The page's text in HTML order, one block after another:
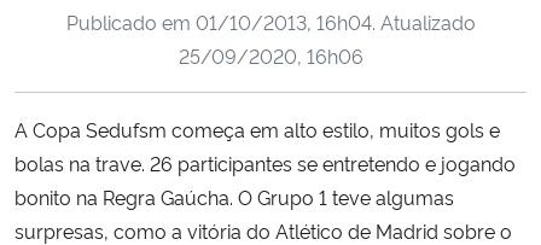
Ministério da Cidadania
Ministério de Minas e Energia
Ministério da Ciência, Tecnologia, Inovações e Comunicações
Publicado em 01/10/2013, 16h04. Atualizado
25/09/2020, 16h06
A Copa Sedufsm começa em alto estilo, muitos gols e
bolas na trave. 26 participantes se entretendo e jogando
bonito na Regra Gaúcha. O Grupo 1 teve algumas
surpresas, como a vitória do Atlético de Madrid sobre o